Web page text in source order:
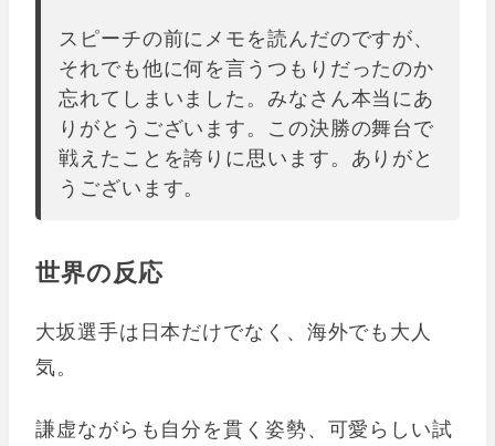
スピーチの前にメモを読んだのですが、
それでも他に何を言うつもりだったのか
忘れてしまいました。みなさん本当にあ
りがとうございます。この決勝の舞台で
戦えたことを誇りに思います。ありがと
うございます。
世界の反応
大坂選手は日本だけでなく、海外でも大人
気。
謙虚ながらも自分を貫く姿勢、可愛らしい試